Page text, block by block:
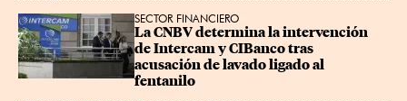
SECTOR FINANCIERO
La CNBV determina la intervención
de Intercam y CIBanco tras
acusación de lavado ligado al
fentanilo